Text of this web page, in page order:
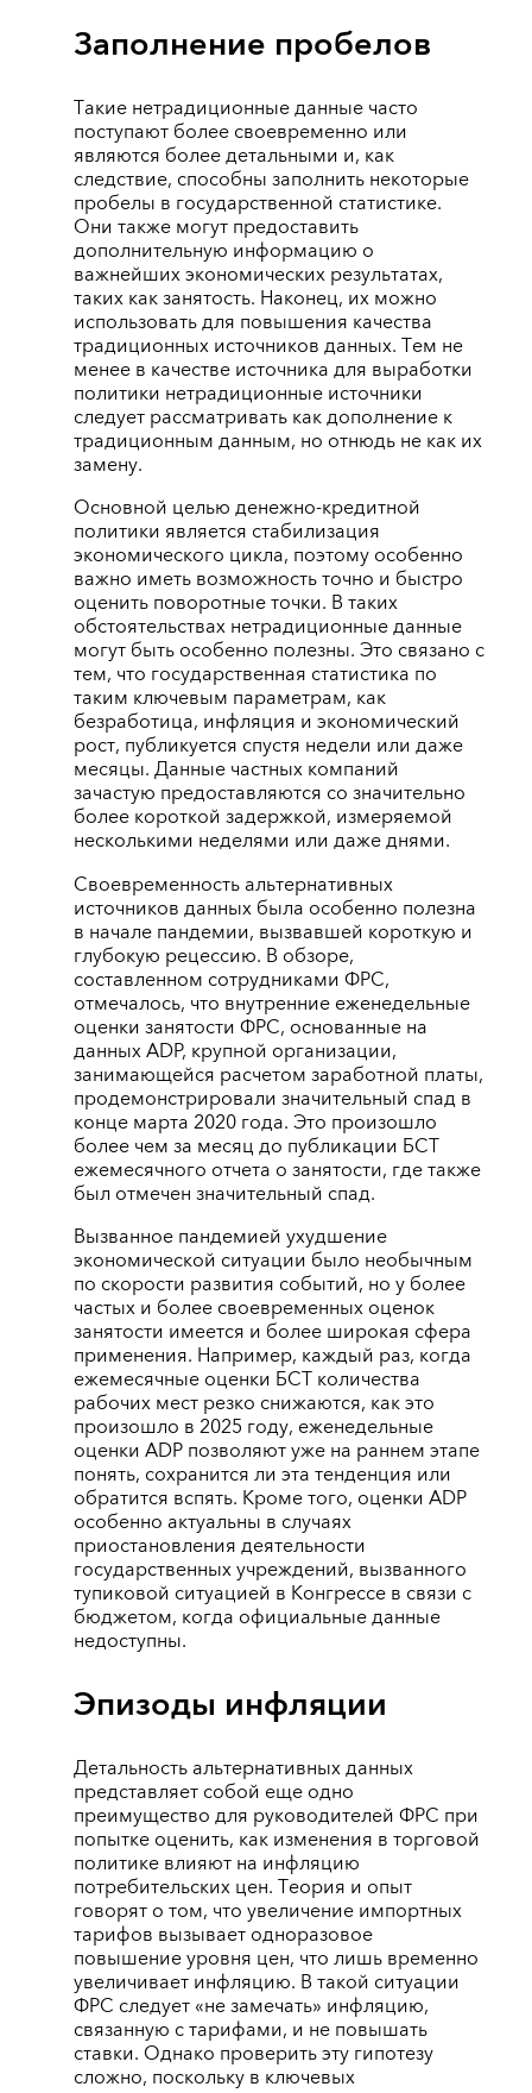
Заполнение пробелов
Такие нетрадиционные данные часто
поступают более своевременно или
являются более детальными и, как
следствие, способны заполнить некоторые
пробелы в государственной статистике.
Они также могут предоставить
дополнительную информацию о
важнейших экономических результатах,
таких как занятость. Наконец, их можно
использовать для повышения качества
традиционных источников данных. Тем не
менее в качестве источника для выработки
политики нетрадиционные источники
следует рассматривать как дополнение к
традиционным данным, но отнюдь не как их
замену.
Основной целью денежно-кредитной
политики является стабилизация
экономического цикла, поэтому особенно
важно иметь возможность точно и быстро
оценить поворотные точки. В таких
обстоятельствах нетрадиционные данные
могут быть особенно полезны. Это связано с
тем, что государственная статистика по
таким ключевым параметрам, как
безработица, инфляция и экономический
рост, публикуется спустя недели или даже
месяцы. Данные частных компаний
зачастую предоставляются со значительно
более короткой задержкой, измеряемой
несколькими неделями или даже днями.
Своевременность альтернативных
источников данных была особенно полезна
в начале пандемии, вызвавшей короткую и
глубокую рецессию. В обзоре,
составленном сотрудниками ФРС,
отмечалось, что внутренние еженедельные
оценки занятости ФРС, основанные на
данных ADP, крупной организации,
занимающейся расчетом заработной платы,
продемонстрировали значительный спад в
конце марта 2020 года. Это произошло
более чем за месяц до публикации БСТ
ежемесячного отчета о занятости, где также
был отмечен значительный спад.
Вызванное пандемией ухудшение
экономической ситуации было необычным
по скорости развития событий, но у более
частых и более своевременных оценок
занятости имеется и более широкая сфера
применения. Например, каждый раз, когда
ежемесячные оценки БСТ количества
рабочих мест резко снижаются, как это
произошло в 2025 году, еженедельные
оценки ADP позволяют уже на раннем этапе
понять, сохранится ли эта тенденция или
обратится вспять. Кроме того, оценки ADP
особенно актуальны в случаях
приостановления деятельности
государственных учреждений, вызванного
тупиковой ситуацией в Конгрессе в связи с
бюджетом, когда официальные данные
недоступны.
Эпизоды инфляции
Детальность альтернативных данных
представляет собой еще одно
преимущество для руководителей ФРС при
попытке оценить, как изменения в торговой
политике влияют на инфляцию
потребительских цен. Теория и опыт
говорят о том, что увеличение импортных
тарифов вызывает одноразовое
повышение уровня цен, что лишь временно
увеличивает инфляцию. В такой ситуации
ФРС следует «не замечать» инфляцию,
связанную с тарифами, и не повышать
ставки. Однако проверить эту гипотезу
сложно, поскольку в ключевых